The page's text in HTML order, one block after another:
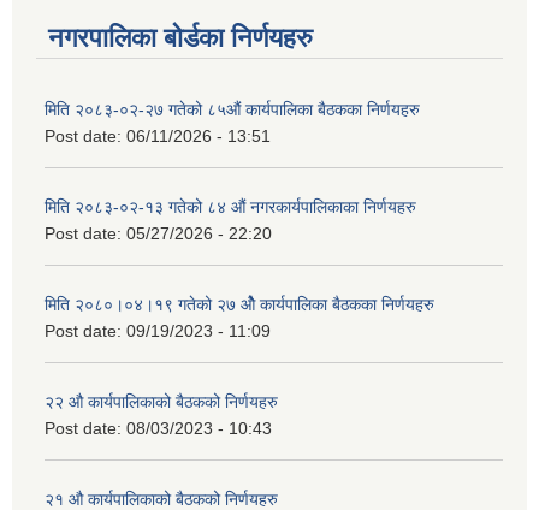
नगरपालिका बोर्डका निर्णयहरु
मिति २०८३-०२-२७ गतेको ८५औं कार्यपालिका बैठकका निर्णयहरु
Post date: 06/11/2026 - 13:51
मिति २०८३-०२-१३ गतेको ८४ औं नगरकार्यपालिकाका निर्णयहरु
Post date: 05/27/2026 - 22:20
मिति २०८०।०४।१९ गतेको २७ ‌‍‌ओेै कार्यपालिका बैठकका निर्णयहरु
Post date: 09/19/2023 - 11:09
२‍२ औ कार्यपालिकाको बैठकको निर्णयहरु
Post date: 08/03/2023 - 10:43
२‍१ औ कार्यपालिकाको बैठकको निर्णयहरु